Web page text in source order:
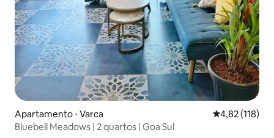
Apartamento ⋅ Varca 4,82 de uma
4,82 (118)
Bluebell Meadows | 2 quartos | Goa Sul